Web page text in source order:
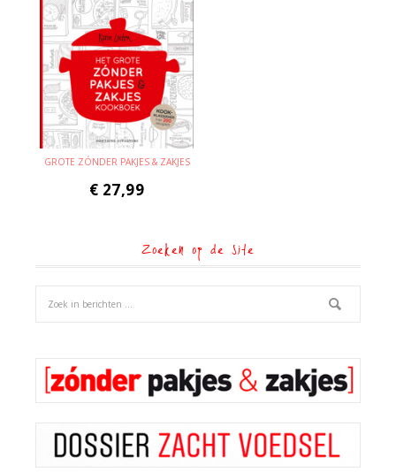
GROTE ZÓNDER PAKJES & ZAKJES
€ 27,99
Zoeken op de site